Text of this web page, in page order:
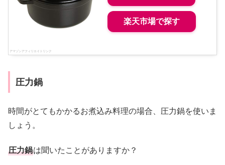
楽天市場で探す
圧力鍋
時間がとてもかかるお煮込み料理の場合、圧力鍋を使いま
しょう。
圧力鍋は聞いたことがありますか？